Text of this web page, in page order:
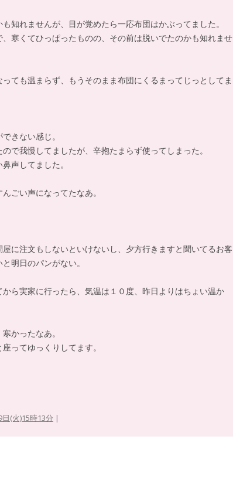
知れませんが、目が覚めたら一応布団はかぶってました。
寒くてひっぱったものの、その前は脱いでたのかも知れませ
ても温まらず、もうそのまま布団にくるまってじっとしてま
きない感じ。
で我慢してましたが、辛抱たまらず使ってしまった。
声してました。
ごい声になってたなあ。
に注文もしないといけないし、夕方行きますと聞いてるお客
明日のパンがない。
ら実家に行ったら、気温は１０度、昨日よりはちょい温か
かったなあ。
ってゆっくりしてます。
(火)15時13分 |